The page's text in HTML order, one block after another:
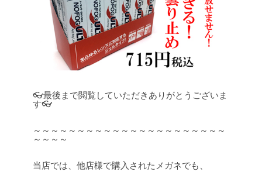
👓最後まで閲覧していただきありがとうございま
す👓
～～～～～～～～～～～～～～～～～～～～～～
～～～～
当店では、他店様で購入されたメガネでも、